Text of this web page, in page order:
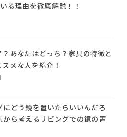
る理由を徹底解説！！
あなたはどっち？家具の特徴と
メな人を紹介！
どう鏡を置いたらいいんだろ
から考えるリビングでの鏡の置